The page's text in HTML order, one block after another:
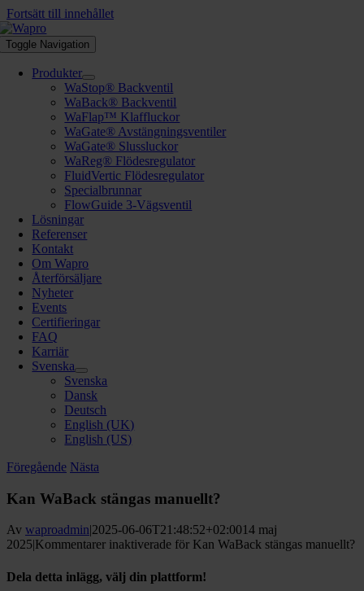
Fortsätt till innehållet
Toggle Navigation
Produkter
WaStop® Backventil
WaBack® Backventil
WaFlap™ Klaffluckor
WaGate® Avstängningsventiler
WaGate® Slussluckor
WaReg® Flödesregulator
FluidVertic Flödesregulator
Specialbrunnar
FlowGuide 3-Vägsventil
Lösningar
Referenser
Kontakt
Om Wapro
Återförsäljare
Nyheter
Events
Certifieringar
FAQ
Karriär
Svenska
Svenska
Dansk
Deutsch
English (UK)
English (US)
Föregående Nästa
Kan WaBack stängas manuellt?
Av waproadmin|2025-06-06T21:48:52+02:0014 maj
2025|Kommentarer inaktiverade för Kan WaBack stängas manuellt?
Dela detta inlägg, välj din plattform!